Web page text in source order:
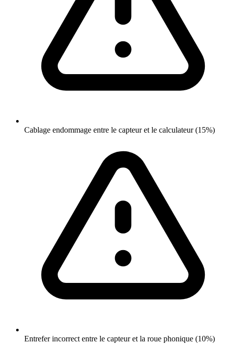
Cablage endommage entre le capteur et le calculateur (15%)
Entrefer incorrect entre le capteur et la roue phonique (10%)